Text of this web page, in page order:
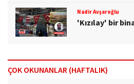
Nadir Avşaroğlu
'Kızılay' bir
ÇOK OKUNANLAR (HAFTALIK)